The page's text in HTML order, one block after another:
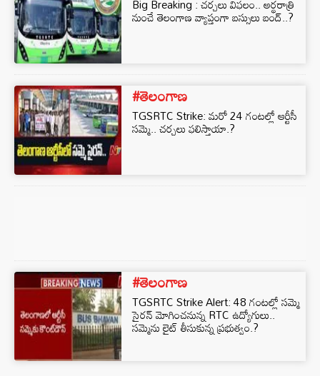
Big Breaking : చర్చలు విఫలం.. అర్థరాత్రి
నుంచే తెలంగాణ వ్యాప్తంగా బస్సులు బంద్..?
#తెలంగాణ
TGSRTC Strike: మరో 24 గంటల్లో ఆర్టీసీ
సమ్మె.. చర్చలు ఫలిస్తాయా.?
#తెలంగాణ
TGSRTC Strike Alert: 48 గంటల్లో సమ్మె
సైరన్ మోగించనున్న RTC ఉద్యోగులు..
సమ్మెను లైట్ తీసుకున్న ప్రభుత్వం.?